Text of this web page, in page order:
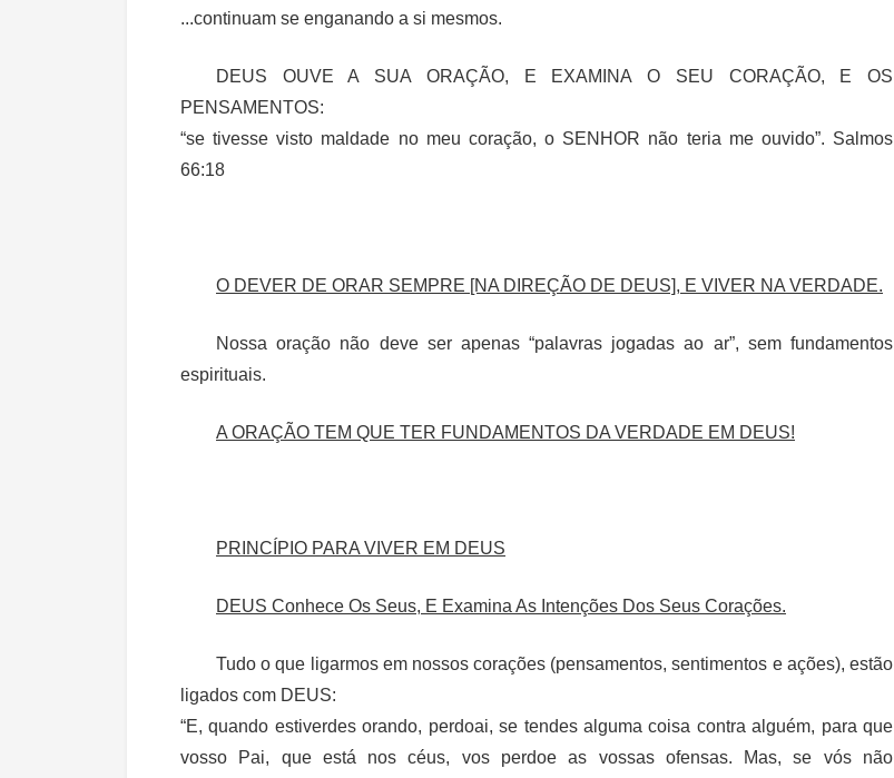
...continuam se enganando a si mesmos.
DEUS OUVE A SUA ORAÇÃO, E EXAMINA O SEU CORAÇÃO, E OS
PENSAMENTOS:
“se tivesse visto maldade no meu coração, o SENHOR não teria me ouvido”. Salmos
66:18
O DEVER DE ORAR SEMPRE [NA DIREÇÃO DE DEUS], E VIVER NA VERDADE.
Nossa oração não deve ser apenas “palavras jogadas ao ar”, sem fundamentos
espirituais.
A ORAÇÃO TEM QUE TER FUNDAMENTOS DA VERDADE EM DEUS!
PRINCÍPIO PARA VIVER EM DEUS
DEUS Conhece Os Seus, E Examina As Intenções Dos Seus Corações.
Tudo o que ligarmos em nossos corações (pensamentos, sentimentos e ações), estão
ligados com DEUS:
“E, quando estiverdes orando, perdoai, se tendes alguma coisa contra alguém, para que
vosso Pai, que está nos céus, vos perdoe as vossas ofensas. Mas, se vós não